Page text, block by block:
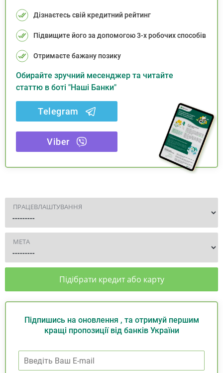
Дізнаєтесь свій кредитний рейтинг
Підвищите його за допомогою 3-х робочих способів
Отримаєте бажану позику
Обирайте зручний месенджер та читайте
статтю в боті "Наші Банки"
Telegram
Viber
ПРАЦЕВЛАШТУВАННЯ
МЕТА
Підібрати кредит або карту
Підпишись на оновлення , та отримуй першим
кращі пропозиції від банків України